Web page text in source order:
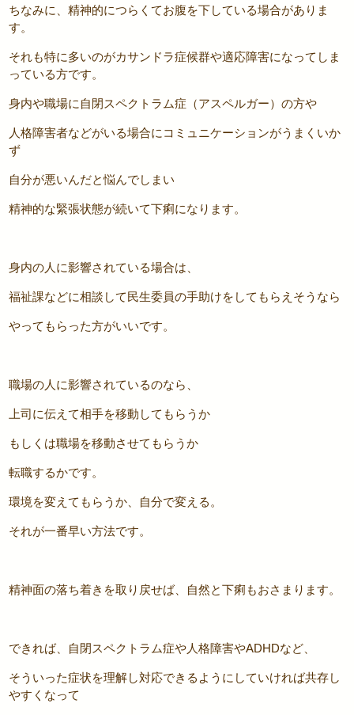
ちなみに、精神的につらくてお腹を下している場合がありま
す。
それも特に多いのがカサンドラ症候群や適応障害になってしま
っている方です。
身内や職場に自閉スペクトラム症（アスペルガー）の方や
人格障害者などがいる場合にコミュニケーションがうまくいか
ず
自分が悪いんだと悩んでしまい
精神的な緊張状態が続いて下痢になります。
身内の人に影響されている場合は、
福祉課などに相談して民生委員の手助けをしてもらえそうなら
やってもらった方がいいです。
職場の人に影響されているのなら、
上司に伝えて相手を移動してもらうか
もしくは職場を移動させてもらうか
転職するかです。
環境を変えてもらうか、自分で変える。
それが一番早い方法です。
精神面の落ち着きを取り戻せば、自然と下痢もおさまります。
できれば、自閉スペクトラム症や人格障害やADHDなど、
そういった症状を理解し対応できるようにしていければ共存し
やすくなって